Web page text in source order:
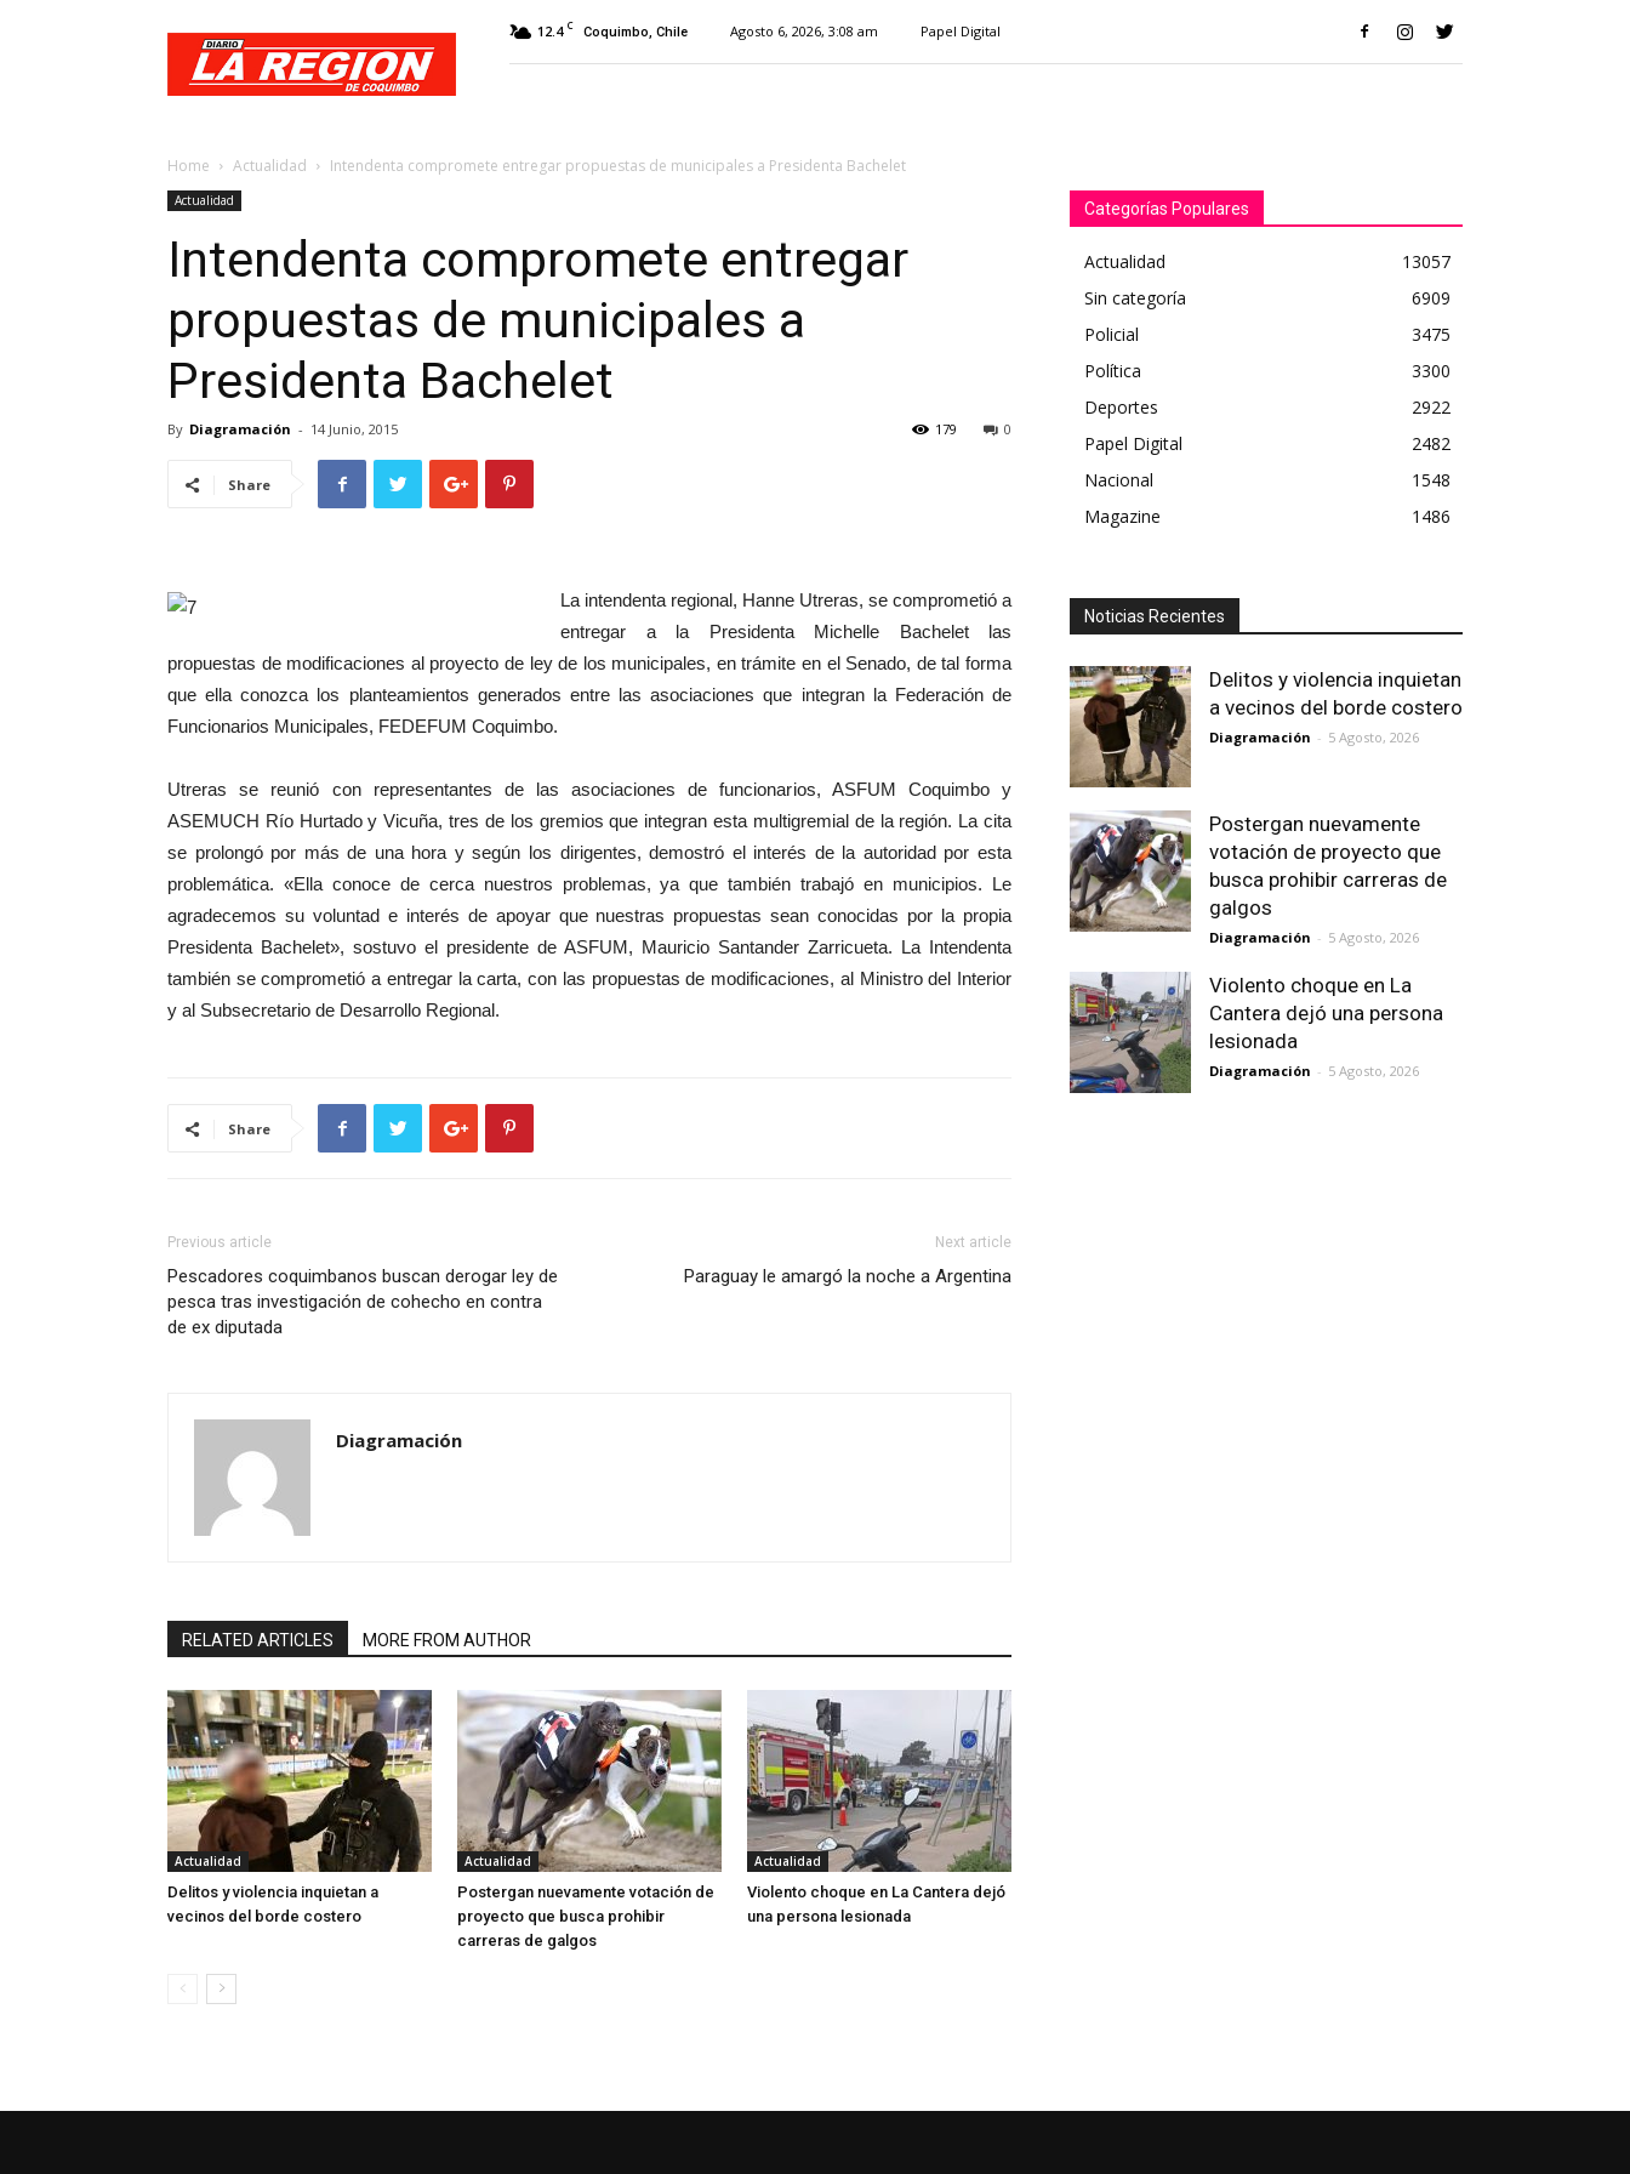
Diario
Región
12.4 C Coquimbo, Chile Agosto 6, 2026, 3:08 am Papel Digital
Home Actualidad Intendenta compromete entregar propuestas de municipales a Presidenta Bachelet
Actualidad
Intendenta compromete entregar
propuestas de municipales a
Presidenta Bachelet
By Diagramación - 14 Junio, 2015 0
179
Share
La intendenta regional, Hanne Utreras, se comprometió a
entregar a la Presidenta Michelle Bachelet las
propuestas de modificaciones al proyecto de ley de los municipales, en trámite en el Senado, de tal forma
que ella conozca los planteamientos generados entre las asociaciones que integran la Federación de
Funcionarios Municipales, FEDEFUM Coquimbo.
Utreras se reunió con representantes de las asociaciones de funcionarios, ASFUM Coquimbo y
ASEMUCH Río Hurtado y Vicuña, tres de los gremios que integran esta multigremial de la región. La cita
se prolongó por más de una hora y según los dirigentes, demostró el interés de la autoridad por esta
problemática. «Ella conoce de cerca nuestros problemas, ya que también trabajó en municipios. Le
agradecemos su voluntad e interés de apoyar que nuestras propuestas sean conocidas por la propia
Presidenta Bachelet», sostuvo el presidente de ASFUM, Mauricio Santander Zarricueta. La Intendenta
también se comprometió a entregar la carta, con las propuestas de modificaciones, al Ministro del Interior
y al Subsecretario de Desarrollo Regional.
Share
Previous article
Pescadores coquimbanos buscan derogar ley de
pesca tras investigación de cohecho en contra
de ex diputada
Next article
Paraguay le amargó la noche a Argentina
Diagramación
RELATED ARTICLES MORE FROM AUTHOR
Actualidad
Delitos y violencia inquietan a
vecinos del borde costero
Actualidad
Postergan nuevamente votación de
proyecto que busca prohibir
carreras de galgos
Actualidad
Violento choque en La Cantera dejó
una persona lesionada
Categorías Populares
Actualidad
13057
Sin categoría
6909
Policial
3475
Política
3300
Deportes
2922
Papel Digital
2482
Nacional
1548
Magazine
1486
Noticias Recientes
Delitos y violencia inquietan
a vecinos del borde costero
Diagramación - 5 Agosto, 2026
Postergan nuevamente
votación de proyecto que
busca prohibir carreras de
galgos
Diagramación - 5 Agosto, 2026
Violento choque en La
Cantera dejó una persona
lesionada
Diagramación - 5 Agosto, 2026